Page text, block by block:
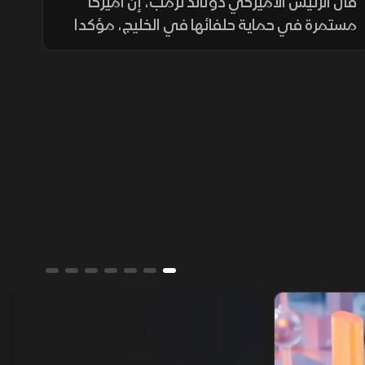
مستمرة في حماية حلفائها في الخليج، مؤكدا
تراجع القدرات العسكرية الإيرانية وأن طهران